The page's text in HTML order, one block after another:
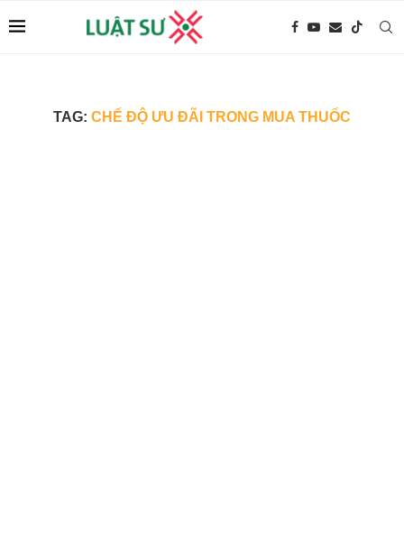
TAG: CHẾ ĐỘ ƯU ĐÃI TRONG MUA THUỐC